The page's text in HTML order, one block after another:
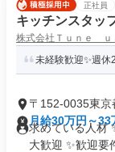
正社員
キッチンスタッ
株式会社Ｔｕｎｅ ｕ
未経験歓迎✨週休
〒152-0035東京
月給30万円～33
求めている人材
大歓迎 ✨歓迎要